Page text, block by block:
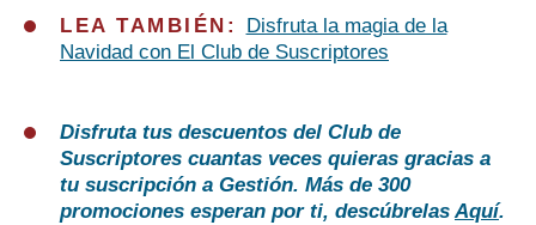
LEA TAMBIÉN:
Disfruta la magia de la
Navidad con El Club de Suscriptores
Disfruta tus descuentos del Club de
Suscriptores cuantas veces quieras gracias a
tu suscripción a Gestión. Más de 300
promociones esperan por ti, descúbrelasAquí.